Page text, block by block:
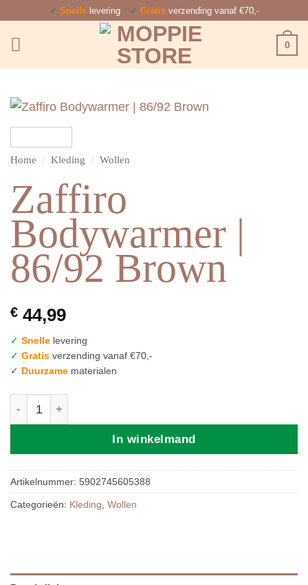
inhoud
✓ Snellelevering ✓ Gratisverzending vanaf €70,-
0
Home / Kleding / Wollen
Zaffiro
Bodywarmer |
86/92 Brown
€ 44,99
✓ Snelle levering
✓ Gratis verzending vanaf €70,-
✓ Duurzame materialen
In winkelmand
Artikelnummer: 5902745605388
Categorieën: Kleding Wollen